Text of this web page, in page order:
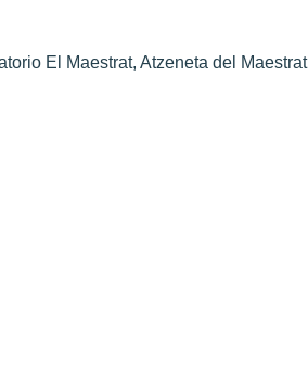
El Maestrat, Atzeneta del Maestrat